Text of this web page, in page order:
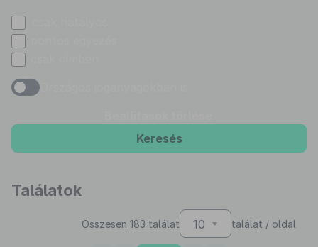
Keresés
Találatok
Összesen 183 találat 10 találat / oldal